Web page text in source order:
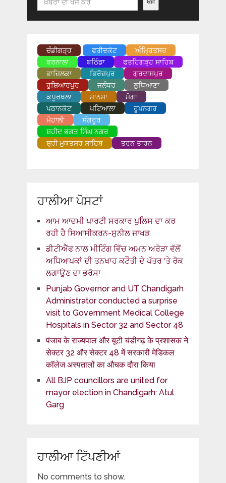
ਖੋਜੋ
ਚੰਡੀਗੜ੍ਹ ਫਰੀਦਕੋਟ
ਅੰਮ੍ਰਿਤਸਰ
ਬਰਨਾਲਾ
ਬਠਿੰਡਾ
ਫਤਹਿਗੜ੍ਹ ਸਾਹਿਬ
ਫਾਜ਼ਿਲਕਾ
ਫਿਰੋਜ਼ਪੁਰ
ਗੁਰਦਾਸਪੁਰ
ਹੁਸ਼ਿਆਰਪੁਰ
ਜਲੰਧਰ
ਲੁਧਿਆਣਾ
ਕਪੂਰਥਲਾ
ਮਾਨਸਾ
ਮੋਗਾ
ਪਠਾਨਕੋਟ
ਪਟਿਆਲਾ
ਰੂਪਨਗਰ
ਮੋਹਾਲੀ
ਸੰਗਰੂਰ
ਸ਼ਹੀਦ ਭਗਤ ਸਿੰਘ ਨਗਰ
ਸ਼੍ਰੀ ਮੁਕਤਸਰ ਸਾਹਿਬ
ਤਰਨ ਤਾਰਨ
ਹਾਲੀਆ ਪੋਸਟਾਂ
ਆਮ ਆਦਮੀ ਪਾਰਟੀ ਸਰਕਾਰ ਪੁਲਿਸ ਦਾ ਕਰ
ਰਹੀ ਹੈ ਸਿਆਸੀਕਰਨ-ਸੁਨੀਲ ਜਾਖੜ
ਡੀਟੀਐੱਫ ਨਾਲ ਮੀਟਿੰਗ ਵਿੱਚ ਅਮਨ ਅਰੋੜਾ ਵੱਲੋਂ
ਅਧਿਆਪਕਾਂ ਦੀ ਤਨਖਾਹ ਕਟੌਤੀ ਦੇ ਪੱਤਰ ‘ਤੇ ਰੋਕ
ਲਗਾਉਣ ਦਾ ਭਰੋਸਾ
Punjab Governor and UT Chandigarh
Administrator conducted a surprise
visit to Government Medical College
Hospitals in Sector 32 and Sector 48
पंजाब के राज्यपाल और यूटी चंडीगढ़ के प्रशासक ने
सेक्टर 32 और सेक्टर 48 में सरकारी मेडिकल
कॉलेज अस्पतालों का औचक दौरा किया
All BJP councillors are united for
mayor election in Chandigarh: Atul
Garg
ਹਾਲੀਆ ਟਿੱਪਣੀਆਂ
No comments to show.